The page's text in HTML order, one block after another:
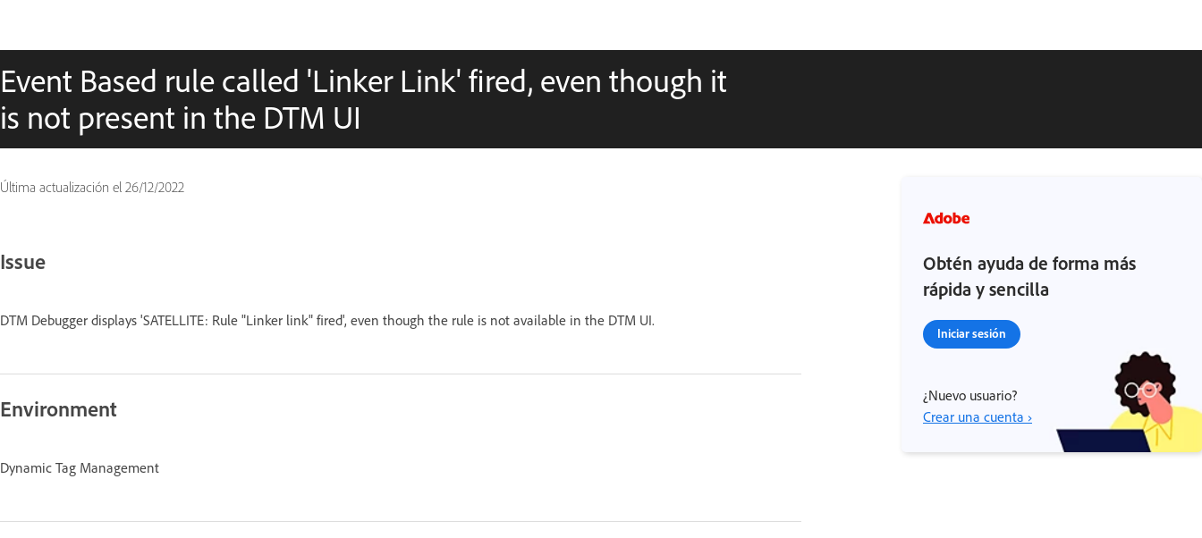
Event Based rule called 'Linker Link' fired, even though it
is not present in the DTM UI
Última actualización el 26/12/2022
Issue
DTM Debugger displays 'SATELLITE: Rule "Linker link" fired', even though the rule is not available in the DTM UI.
Environment
Dynamic Tag Management
Obtén ayuda de forma más
rápida y sencilla
Iniciar sesión
¿Nuevo usuario?
Crear una cuenta ›